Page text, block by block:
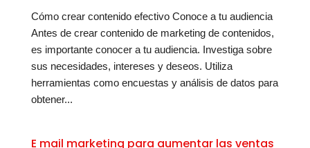
Cómo crear contenido efectivo Conoce a tu audiencia
Antes de crear contenido de marketing de contenidos,
es importante conocer a tu audiencia. Investiga sobre
sus necesidades, intereses y deseos. Utiliza
herramientas como encuestas y análisis de datos para
obtener...
E mail marketing para aumentar las ventas